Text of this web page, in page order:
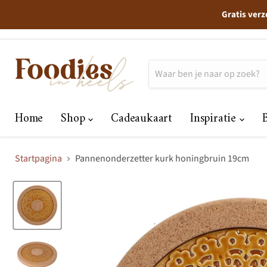
Gratis
Home Shop Cadeaukaart Inspiratie
Startpagina Pannenonderzetter kurk honingbruin 19cm